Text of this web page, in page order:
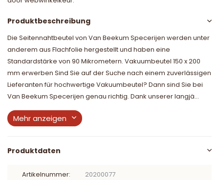
Produktbeschreibung
Die Seitennahtbeutel von Van Beekum Specerijen werden unter
anderem aus Flachfolie hergestellt und haben eine
Standardstärke von 90 Mikrometern. Vakuumbeutel 150 x 200
mm erwerben Sind Sie auf der Suche nach einem zuverlässigen
Lieferanten für hochwertige Vakuumbeutel? Dann sind Sie bei
Van Beekum Specerijen genau richtig. Dank unserer langjä...
Mehr anzeigen
Produktdaten
Artikelnummer: 20200077